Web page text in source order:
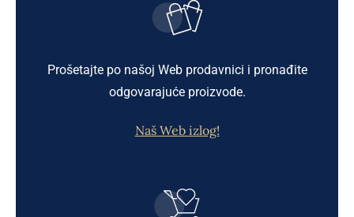
Prošetajte po našoj Web prodavnici i pronađite
odgovarajuće proizvode.
Naš Web izlog!